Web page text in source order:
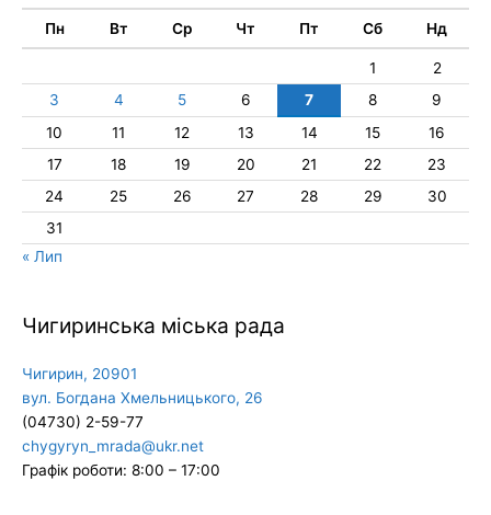
Пн Вт Ср Чт Пт Сб Нд
1
2
3
4 5 6 7 8
9
10
11 12 13 14 15
16
17
18 19 20 21 22
23
24
25 26 27 28 29
30
31
« Лип
Чигиринська міська рада
Чигирин, 20901
вул. Богдана Хмельницького, 26
(04730) 2-59-77
chygyryn_mrada@ukr.net
Графік роботи: 8:00 – 17:00